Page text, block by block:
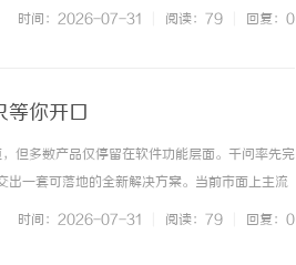
格和直营售后为基础，全场镜片40%-60%优
时间：2026-07-31 阅读：79 回复：0
等你开口
但多数产品仅停留在软件功能层面。千问率先完
一套可落地的全新解决方案。当前市面上主流
千问全新智能体眼镜搭载多维度感知硬件，能
时间：2026-07-31 阅读：79 回复：0